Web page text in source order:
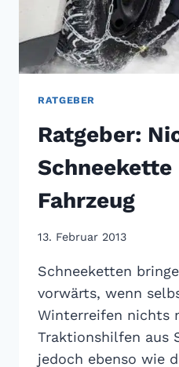
RATGEBER
Ratgeber:
Schneekette
Fahrzeug
13. Februar 2013
Schneeketten
vorwärts, wenn
Winterreifen nichts
Traktionshilfen aus
jedoch ebenso wie